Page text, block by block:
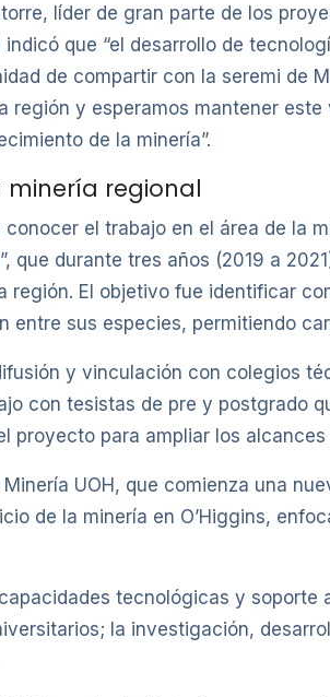
líder de gran parte de los
que “el desarrollo de
de compartir con la seremi de
región y esperamos mantener
de la minería”.
minería regional
el trabajo en el área de la
que durante tres años (2019 a
región. El objetivo fue identificar
entre sus especies, permitiendo
y vinculación con colegios
con tesistas de pre y postgrado
proyecto para ampliar los alcances
UOH, que comienza una
de la minería en O’Higgins,
tecnológicas y
la investigación,